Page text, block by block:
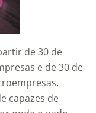
de 30 de
e de 30 de
capazes de